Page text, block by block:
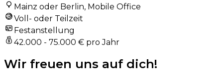
Mainz oder Berlin, Mobile Office
Voll- oder Teilzeit
Festanstellung
42.000 - 75.000 € pro Jahr
Wir freuen uns auf dich!